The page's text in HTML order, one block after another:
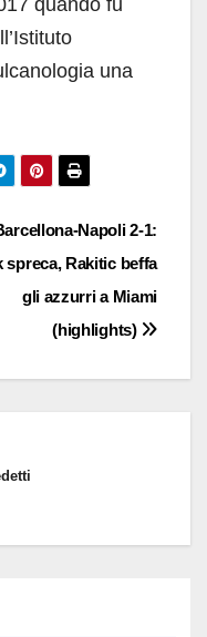
quando fu
una
Napoli 2-1:
spreca, Rakitic beffa
gli azzurri a Miami
(highlights)